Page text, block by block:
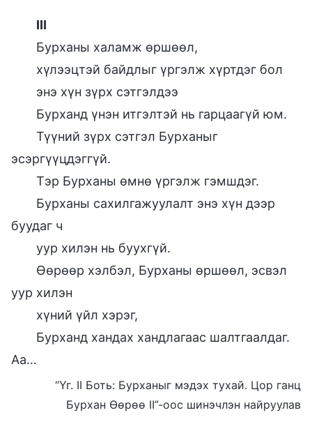
III
Бурханы халамж өршөөл,
хүлээцтэй байдлыг үргэлж хүртдэг бол
энэ хүн зүрх сэтгэлдээ
Бурханд үнэн итгэлтэй нь гарцаагүй юм.
Түүний зүрх сэтгэл Бурханыг
эсэргүүцдэггүй.
Тэр Бурханы өмнө үргэлж гэмшдэг.
Бурханы сахилгажуулалт энэ хүн дээр
буудаг ч
уур хилэн нь буухгүй.
Өөрөөр хэлбэл, Бурханы өршөөл, эсвэл
уур хилэн
хүний үйл хэрэг,
Бурханд хандах хандлагаас шалтгаалдаг.
Аа…
“Үг. II Боть: Бурханыг мэдэх тухай. Цор ганц
Бурхан Өөрөө II”-оос шинэчлэн найруулав